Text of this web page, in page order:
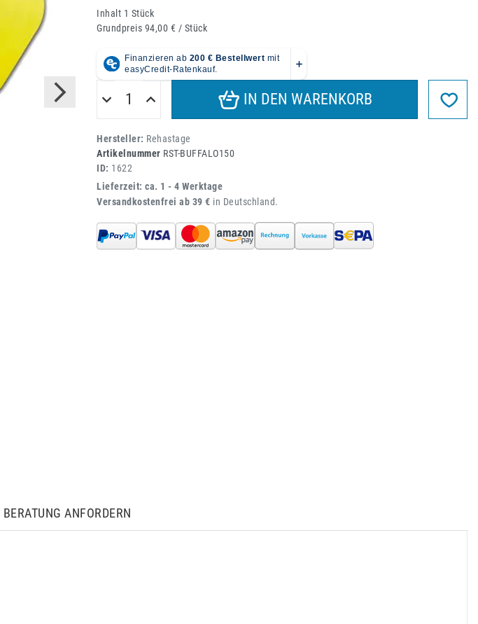
Inhalt 1 Stück
Grundpreis 94,00 € / Stück
IN DEN WARENKORB
Hersteller: Rehastage
Artikelnummer RST-BUFFALO150
ID: 1622
Lieferzeit: ca. 1 - 4 Werktage
Versandkostenfrei ab 39 € in Deutschland.
BERATUNG ANFORDERN